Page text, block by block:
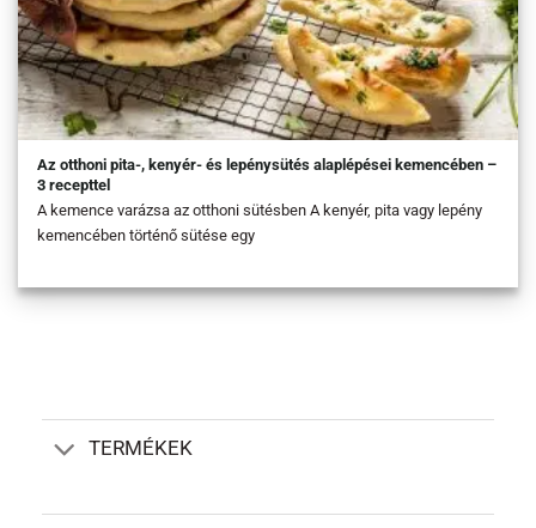
Az otthoni pita-, kenyér- és lepénysütés alaplépései kemencében –
3 recepttel
A kemence varázsa az otthoni sütésben A kenyér, pita vagy lepény
kemencében történő sütése egy
TERMÉKEK